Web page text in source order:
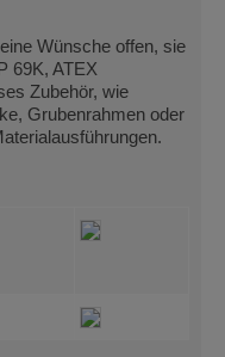
Wünsche offen, sie
69K, ATEX
Zubehör, wie
Grubenrahmen oder